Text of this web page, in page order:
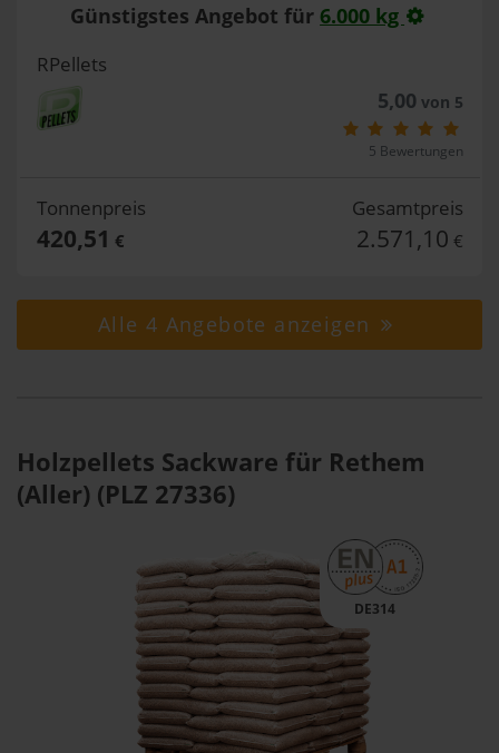
Günstigstes Angebot für 6.000 kg
RPellets
5,00 von 5
5 Bewertungen
Tonnenpreis
420,51 €
Gesamtpreis
2.571,10 €
Alle 4 Angebote anzeigen
Holzpellets Sackware für Rethem
(Aller) (PLZ 27336)
DE314